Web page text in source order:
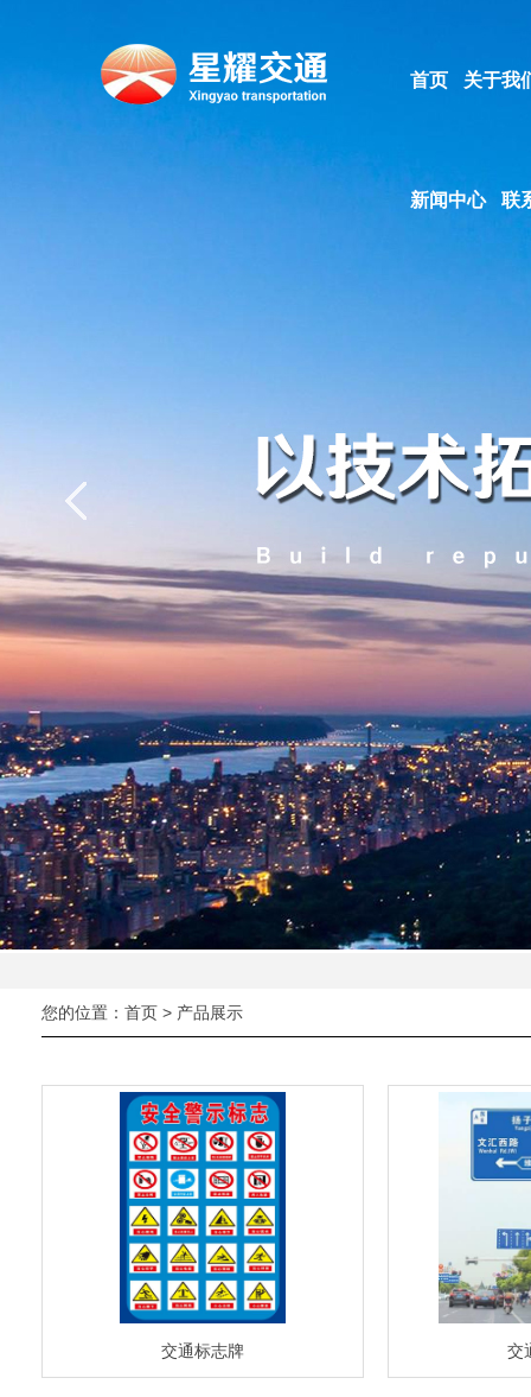
您的位置： 首页 > 产品展示
交通标志牌 交